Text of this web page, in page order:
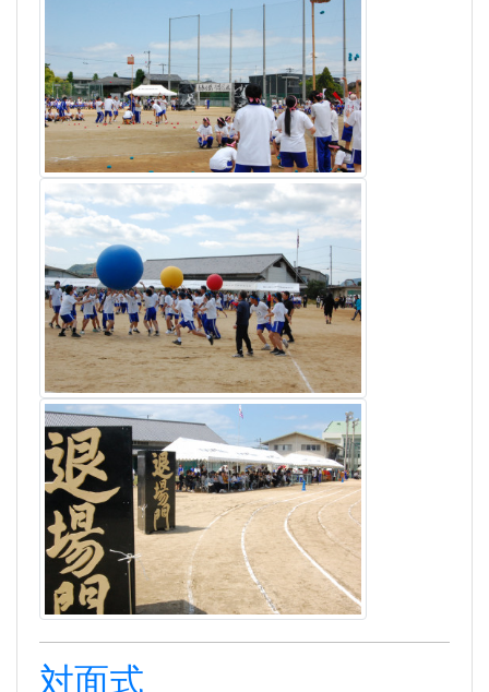
対面式
2025年4月9日 12時59分 [HP主担当]
令和７年 ４月９日(水)、新１年生と２・３年生との
対面式が行われました。
普通科、 看護科、環境科学科、生活デザイン科、福
祉科の５つの学科の ３年生各クラス代表が、
凝らして各学科の特徴を新 １年生に紹介しました。
そして、新１年生の各クラス代表に昨年度の生徒会
誌「あゆみ」を贈りました。